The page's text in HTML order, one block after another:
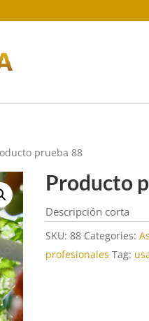
prueba 88
Producto
Descripción corta
SKU:88 Categories:
profesionales Tag: